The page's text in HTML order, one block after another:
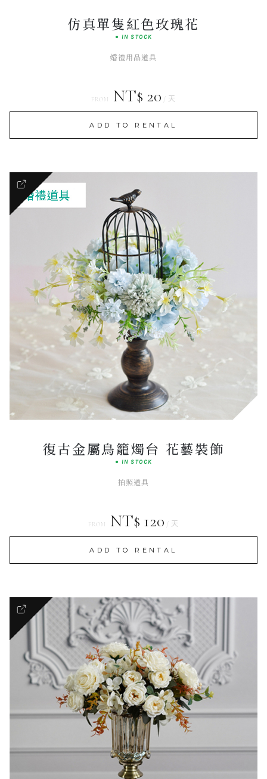
仿真單隻紅色玫瑰花
● IN STOCK
婚禮用品道具
FROM NT$ 20 / 天
ADD TO RENTAL
Elegant
SIGNATURE SET
復古金屬鳥籠燭台 花藝裝飾
● IN STOCK
拍照道具
FROM NT$ 120 / 天
ADD TO RENTAL